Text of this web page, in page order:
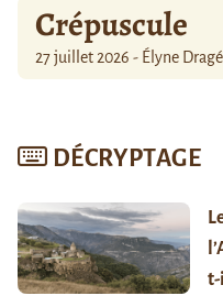
Crépuscule
27 juillet 2026 - Élyne
DÉCRYPTAGE
t-